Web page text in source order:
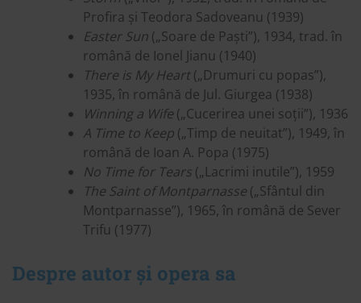
Profira și Teodora Sadoveanu (1939)
Easter Sun („Soare de Paști”), 1934, trad. în
română de Ionel Jianu (1940)
There is My Heart („Drumuri cu popas”),
1935, în română de Jul. Giurgea (1938)
Winning a Wife („Cucerirea unei soții”), 1936
A Time to Keep („Timp de neuitat”), 1949, în
română de Ioan A. Popa (1975)
No Time for Tears („Lacrimi inutile”), 1959
The Saint of Montparnasse („Sfântul din
Montparnasse”), 1965, în română de Sever
Trifu (1977)
Despre autor și opera sa